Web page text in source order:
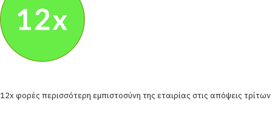
12x φορές περισσότερη εμπιστοσύνη της εταιρίας στις απόψεις τρίτων